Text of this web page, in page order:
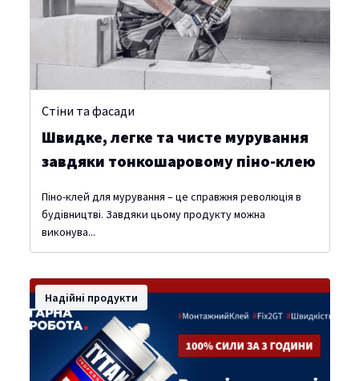
Стіни та фасади
Швидке, легке та чисте мурування
завдяки тонкошаровому піно-клею
Піно-клей для мурування – це справжня революція в
будівництві. Завдяки цьому продукту можна
виконува...
Надійні продукти